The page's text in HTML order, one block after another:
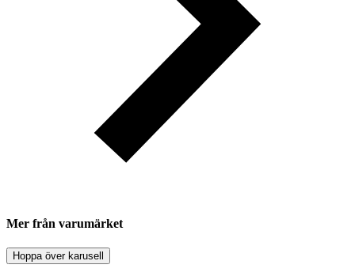
Mer från varumärket
Hoppa över karusell